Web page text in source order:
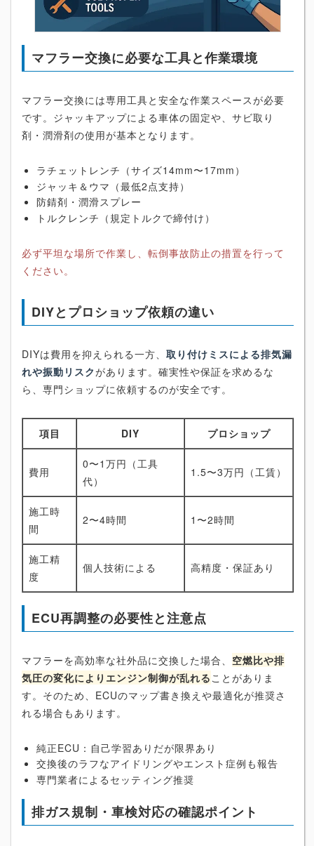
マフラー交換に必要な工具と作業環境
マフラー交換には専用工具と安全な作業スペースが必要
です。ジャッキアップによる車体の固定や、サビ取り
剤・潤滑剤の使用が基本となります。
ラチェットレンチ（サイズ14mm〜17mm）
ジャッキ＆ウマ（最低2点支持）
防錆剤・潤滑スプレー
トルクレンチ（規定トルクで締付け）
必ず平坦な場所で作業し、転倒事故防止の措置を行って
ください。
DIYとプロショップ依頼の違い
DIYは費用を抑えられる一方、 取り付けミスによる排気漏
れや振動リスクがあります。確実性や保証を求めるな
ら、専門ショップに依頼するのが安全です。
項目 DIY プロショップ
費用
0〜1万円（工具
代）
1.5〜3万円（工賃）
施工時
間
2〜4時間 1〜2時間
施工精
度
個人技術による 高精度・保証あり
ECU再調整の必要性と注意点
マフラーを高効率な社外品に交換した場合、 空燃比や排
気圧の変化によりエンジン制御が乱れる ことがありま
す。そのため、ECUのマップ書き換えや最適化が推奨さ
れる場合もあります。
純正ECU：自己学習ありだが限界あり
交換後のラフなアイドリングやエンスト症例も報告
専門業者によるセッティング推奨
排ガス規制・車検対応の確認ポイント